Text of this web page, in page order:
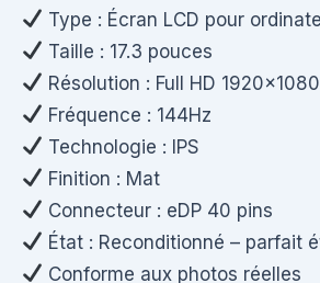
Type : Écran LCD pour
Taille : 17.3 pouces
Résolution : Full HD 1920×1080
Fréquence : 144Hz
Technologie : IPS
Finition : Mat
Connecteur : eDP 40 pins
État : Reconditionné – parfait
Conforme aux photos réelles